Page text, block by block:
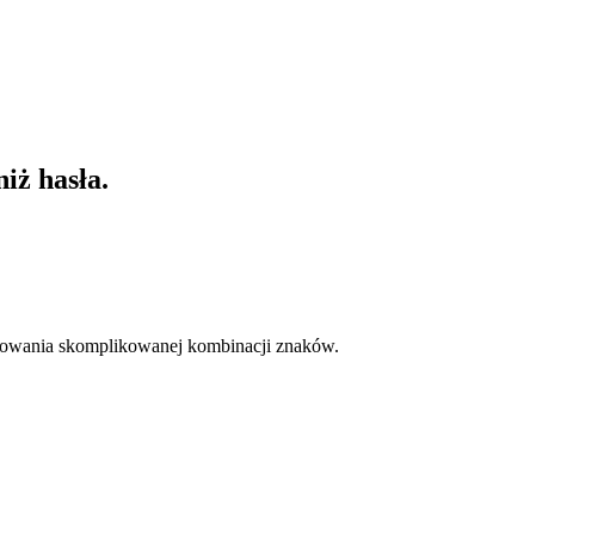
hasła.
skomplikowanej kombinacji znaków.